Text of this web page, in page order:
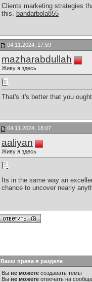
Clients marketing strategies
this. bandarbola855
04.11.2024, 17:59
mazharabdullah
Живу я здесь
That's it's better that you
04.11.2024, 18:07
aaliyan
Живу я здесь
Its in the same way an
chance to uncover nearly
Ваши права в разделе
Вы не можете создавать темы
Вы не можете отвечать на